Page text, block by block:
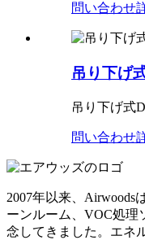
問い合わせ
吊り下げ
吊り下げ式
問い合わせ
2007年以来、Airwoods
ーンルーム、VOC処理
念してきました。エネ